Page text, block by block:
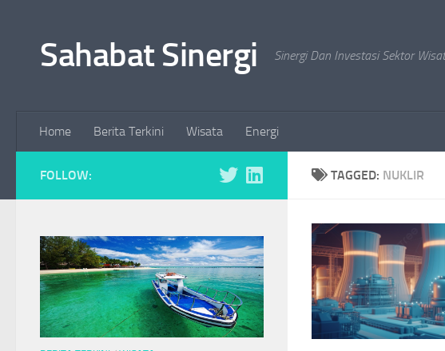
Sahabat Sinergi Sinergi Dan Investasi Sektor
Home Berita Terkini Wisata Energi
TAGGED: NUKLIR
FOLLOW: